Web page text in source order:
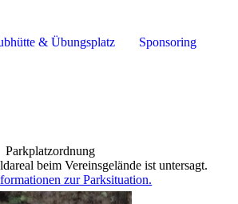
& Übungsplatz Sponsoring
Parkplatzordnung
beim Vereinsgelände ist untersagt.
zur Parksituation.